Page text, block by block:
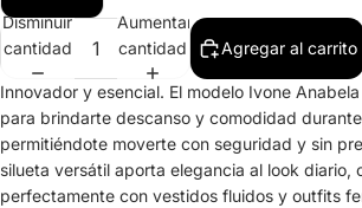
Disminuir
cantidad
Aumentar
cantidad
Agregar al carrito
Innovador y esencial. El modelo Ivone
para brindarte descanso y comodidad
permitiéndote moverte con seguridad y sin
silueta versátil aporta elegancia al look diario,
perfectamente con vestidos fluidos y outfits